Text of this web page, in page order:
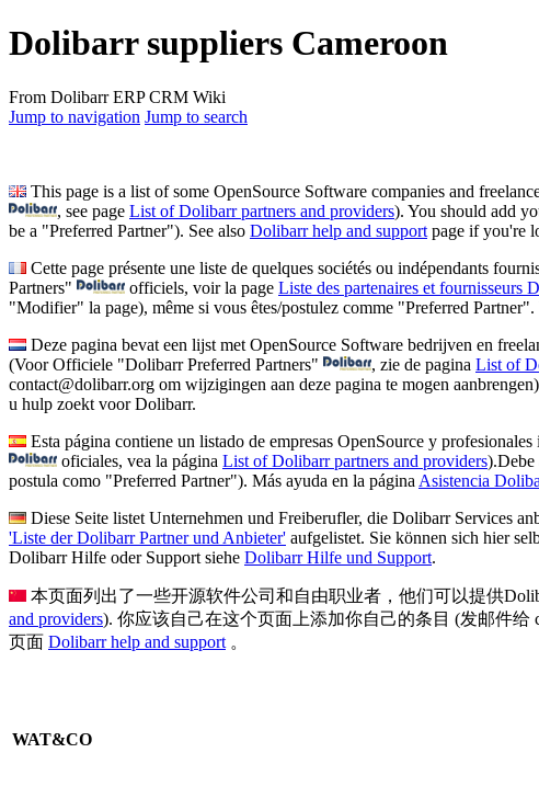
Dolibarr suppliers Cameroon
From Dolibarr ERP CRM Wiki
Jump to navigation Jump to search
This page is a list of some OpenSource Software companies and
, see page List of Dolibarr partners and providers). You should add
be a "Preferred Partner"). See also Dolibarr help and support page if you're
Cette page présente une liste de quelques sociétés ou indépendants
Partners"
officiels, voir la page Liste des partenaires et fournisseurs
"Modifier" la page), même si vous êtes/postulez comme "Preferred Partner".
Deze pagina bevat een lijst met OpenSource Software bedrijven en
(Voor Officiele "Dolibarr Preferred Partners"
, zie de pagina List of
contact@dolibarr.org om wijzigingen aan deze pagina te mogen
u hulp zoekt voor Dolibarr.
Esta página contiene un listado de empresas OpenSource y
oficiales, vea la página List of Dolibarr partners and providers).Debe
postula como "Preferred Partner"). Más ayuda en la página Asistencia
Diese Seite listet Unternehmen und Freiberufler, die Dolibarr Services
'Liste der Dolibarr Partner und Anbieter' aufgelistet. Sie können sich hier
Dolibarr Hilfe oder Support siehe Dolibarr Hilfe und Support.
本页面列出了一些开源软件公司和自由职业者，他们可以提供
and providers). 你应该自己在这个页面上添加你自己的条目 (发邮件给
页面 Dolibarr help and support 。
WAT&CO